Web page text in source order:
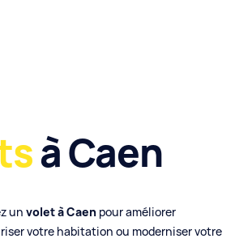
à Caen
un volet à Caenpour améliorer
votre habitation ou moderniser votre